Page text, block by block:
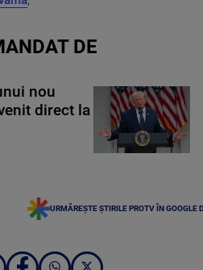
DE
nou
direct la
URMĂREȘTE ȘTIRILE PROTV ÎN GOOGLE